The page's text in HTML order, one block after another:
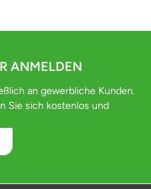
ANMELDEN
an gewerbliche Kunden.
Sie sich kostenlos und